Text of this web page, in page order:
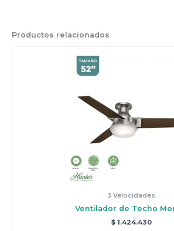
Productos relacionados
3 Velocidades
Ventilador de Techo
$1.424.430